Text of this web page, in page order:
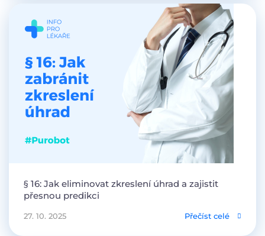
§ 16: Jak eliminovat zkreslení úhrad a zajistit
přesnou predikci
27. 10. 2025 Přečíst celé